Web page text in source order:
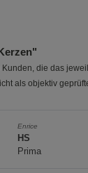
die das
als objektiv
Enrice
HS
Prima